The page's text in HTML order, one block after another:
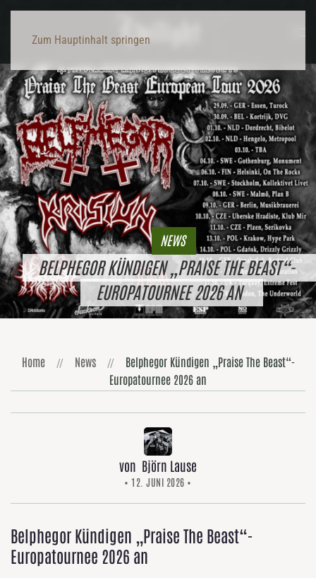
Zum Hauptinhalt springen
NEWS
BELPHEGOR KÜNDIGEN „PRAISE THE BEAST“-
EUROPATOURNEE 2026 AN
Home News
Belphegor Kündigen „Praise The Beast“-
Europatournee 2026 an
von Björn Lause
• 12. JUNI 2026 •
Belphegor Kündigen „Praise The Beast“-
Europatournee 2026 an